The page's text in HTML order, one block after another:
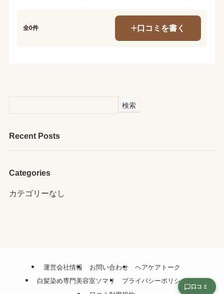
全0件 口コミを書く
検索
Recent Posts
Categories
カテゴリーなし
運営会社情報 お問い合わせ
ヘアケアトーク
白髪染め専門美容室ソマリ
プライバシーポリシー
口コミ